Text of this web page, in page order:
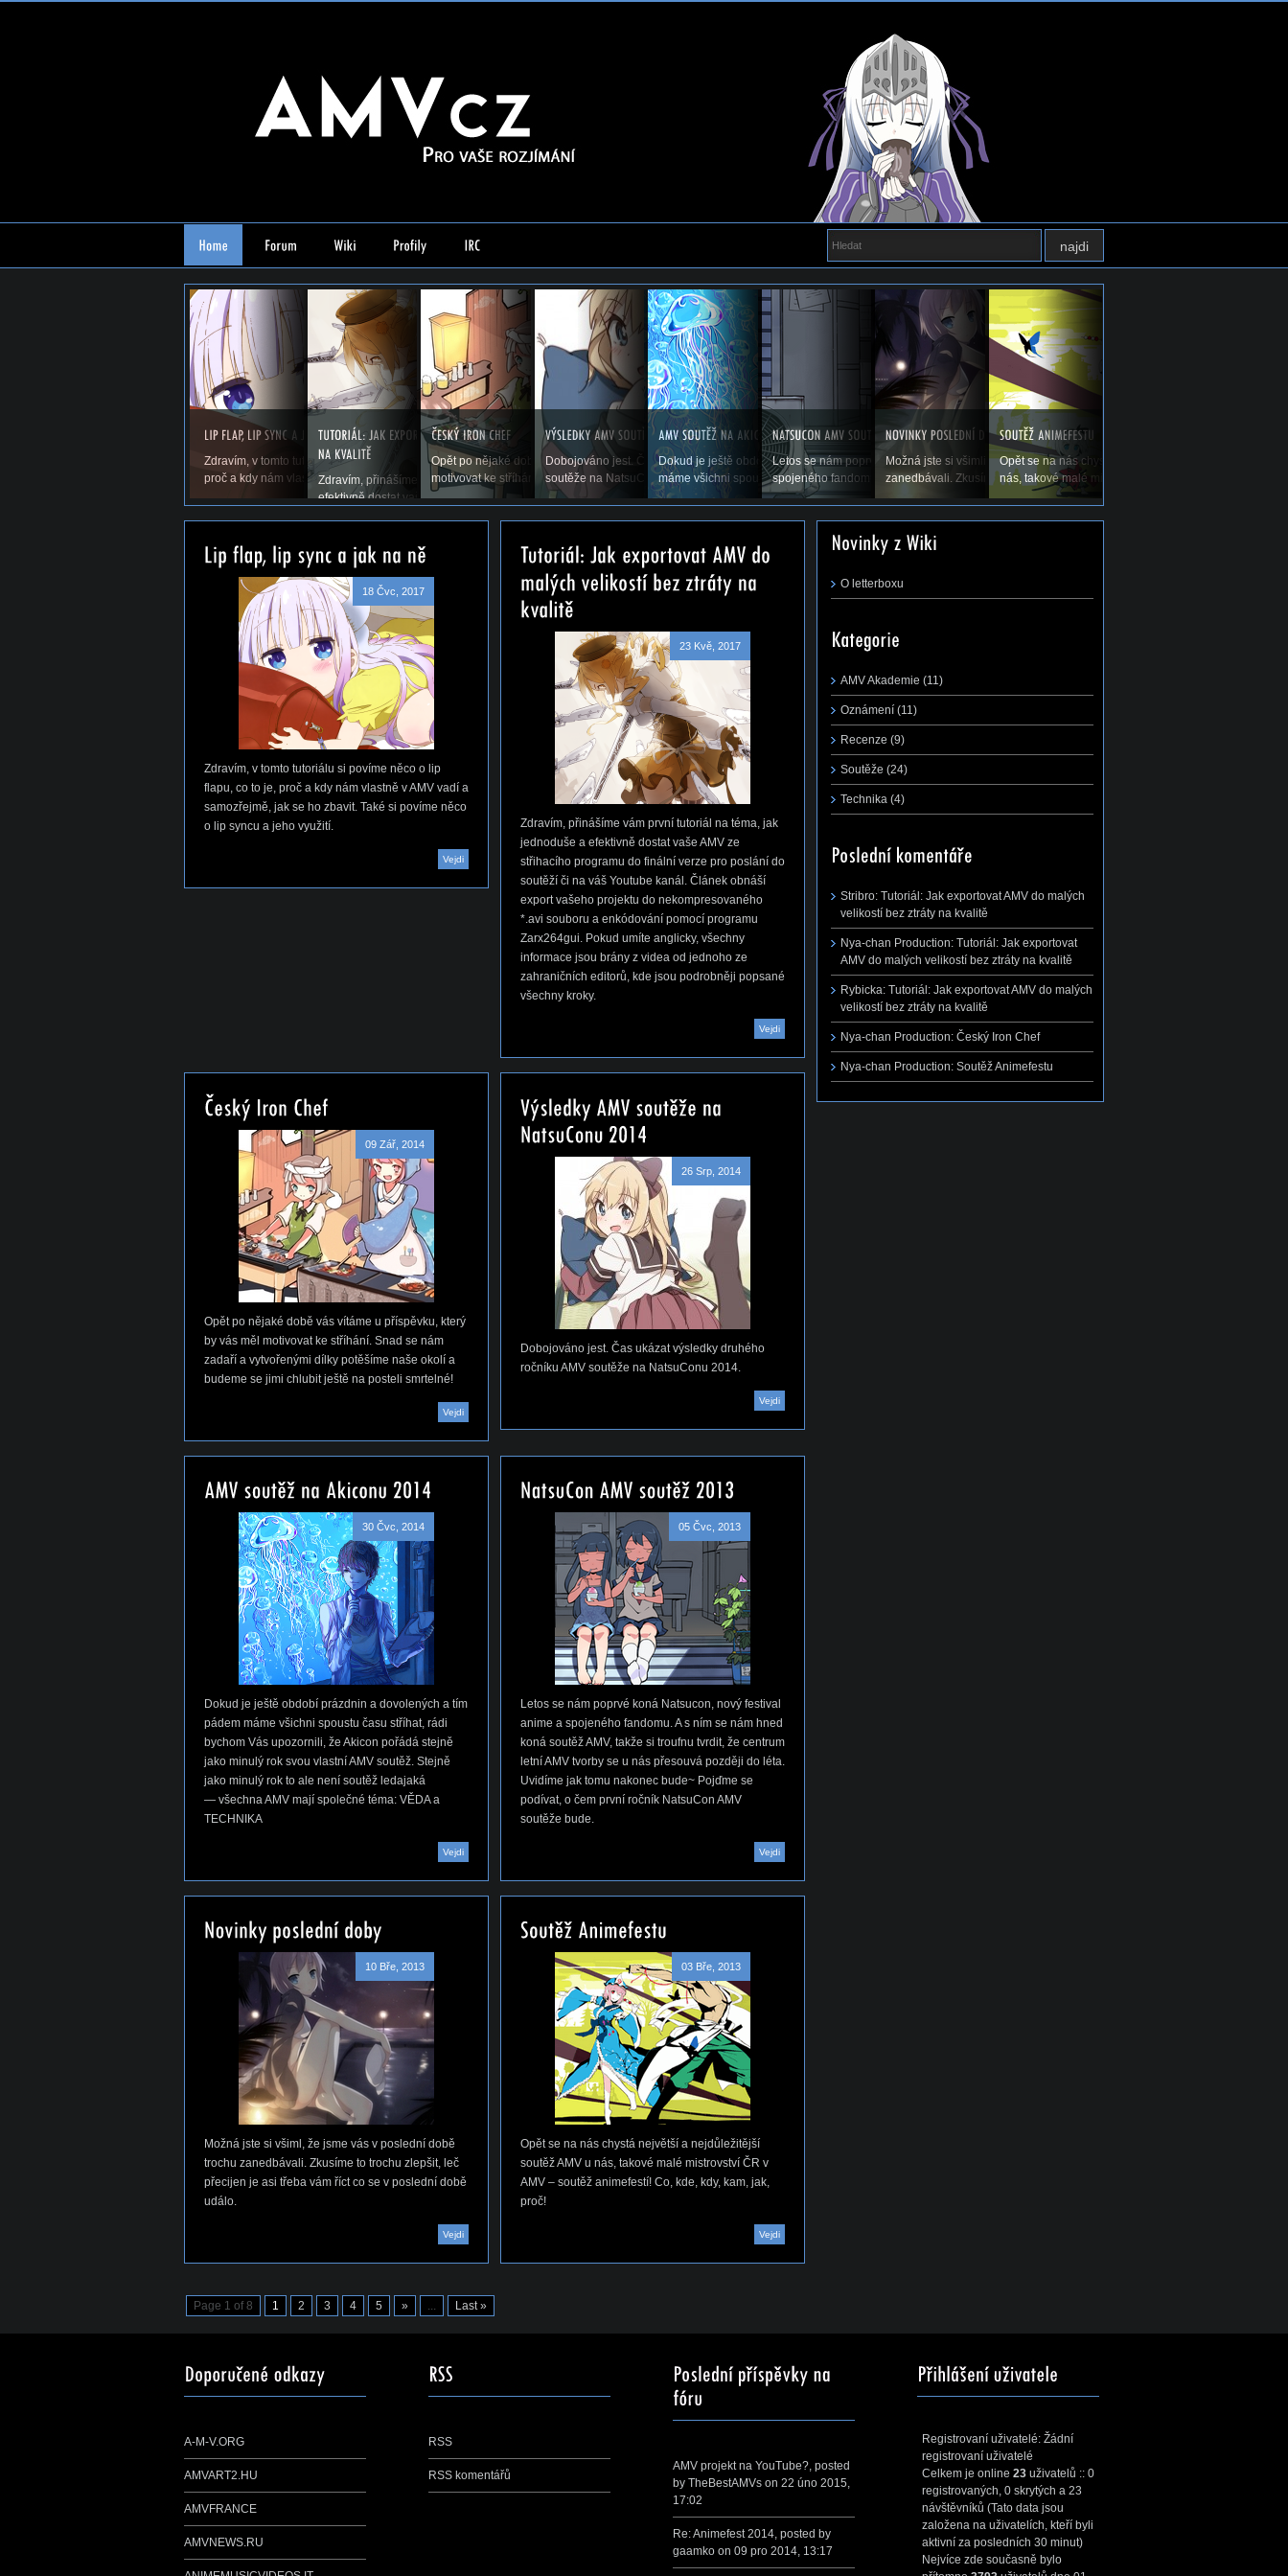
Zdravím, v tomto tutoriálu si povíme něco o lip flapu, co to je,
proč a kdy nám vlastně v AMV vadí a samozřejmě,...
Zdravím, přinášíme vám první tutoriál na téma, jak jednoduše a
efektivně dostat vaše AMV ze střihacího...
Opět po nějaké době vás vítáme u příspěvku, který by vás měl
motivovat ke stříhání. Snad se nám zadaří a...
Dobojováno jest. Čas ukázat výsledky druhého ročníku AMV
soutěže na NatsuConu 2014. (Pokračování...
Dokud je ještě období prázdnin a dovolených a tím pádem
máme všichni spoustu času stříhat, rádi bychom Vás...
Letos se nám poprvé koná Natsucon, nový festival anime a
spojeného fandomu. A s ním se nám hned koná soutěž AMV,...
Možná jste si všimli, že jsme vás v poslední době trochu
zanedbávali. Zkusíme to trochu zlepšit, leč přecijen je...
Opět se na nás chystá největší a nejdůležitější soutěž
nás, takové malé mistrovství ČR v AMV –...
18 Čvc, 2017
Zdravím, v tomto tutoriálu si povíme něco o lip
flapu, co to je, proč a kdy nám vlastně v AMV vadí a
samozřejmě, jak se ho zbavit. Také si povíme něco
o lip syncu a jeho využití.
Vejdi
23 Kvě, 2017
Zdravím, přinášíme vám první tutoriál na téma, jak
jednoduše a efektivně dostat vaše AMV ze
střihacího programu do finální verze pro poslání do
soutěží či na váš Youtube kanál. Článek obnáší
export vašeho projektu do nekompresovaného
*.avi souboru a enkódování pomocí programu
Zarx264gui. Pokud umíte anglicky, všechny
informace jsou brány z videa od jednoho ze
zahraničních editorů, kde jsou podrobněji popsané
všechny kroky.
Vejdi
09 Zář, 2014
Opět po nějaké době vás vítáme u příspěvku, který
by vás měl motivovat ke stříhání. Snad se nám
zadaří a vytvořenými dílky potěšíme naše okolí a
budeme se jimi chlubit ještě na posteli smrtelné!
Vejdi
26 Srp, 2014
Dobojováno jest. Čas ukázat výsledky druhého
ročníku AMV soutěže na NatsuConu 2014.
Vejdi
30 Čvc, 2014
Dokud je ještě období prázdnin a dovolených a tím
pádem máme všichni spoustu času stříhat, rádi
bychom Vás upozornili, že Akicon pořádá stejně
jako minulý rok svou vlastní AMV soutěž. Stejně
jako minulý rok to ale není soutěž ledajaká
— všechna AMV mají společné téma: VĚDA a
TECHNIKA
Vejdi
05 Čvc, 2013
Letos se nám poprvé koná Natsucon, nový festival
anime a spojeného fandomu. A s ním se nám hned
koná soutěž AMV, takže si troufnu tvrdit, že centrum
letní AMV tvorby se u nás přesouvá později do léta.
Uvidíme jak tomu nakonec bude~ Pojďme se
podívat, o čem první ročník NatsuCon AMV
soutěže bude.
Vejdi
10 Bře, 2013
Možná jste si všiml, že jsme vás v poslední době
trochu zanedbávali. Zkusíme to trochu zlepšit, leč
přecijen je asi třeba vám říct co se v poslední době
událo.
Vejdi
03 Bře, 2013
Opět se na nás chystá největší a nejdůležitější
soutěž AMV u nás, takové malé mistrovství ČR v
AMV – soutěž animefestí! Co, kde, kdy, kam, jak,
proč!
Vejdi
Page 1 of 8 1 2 3 4 5 » ... Last »
O letterboxu
AMV Akademie (11)
Oznámení (11)
Recenze (9)
Soutěže (24)
Technika (4)
Stribro: Tutoriál: Jak exportovat AMV do malých
velikostí bez ztráty na kvalitě
Nya-chan Production: Tutoriál: Jak exportovat
AMV do malých velikostí bez ztráty na kvalitě
Rybicka: Tutoriál: Jak exportovat AMV do malých
velikostí bez ztráty na kvalitě
Nya-chan Production: Český Iron Chef
Nya-chan Production: Soutěž Animefestu
A-M-V.ORG
AMVART2.HU
AMVFRANCE
AMVNEWS.RU
RSS
RSS komentářů
AMV projekt na YouTube?, posted
by TheBestAMVs on 22 úno 2015,
17:02
Re: Animefest 2014, posted by
gaamko on 09 pro 2014, 13:17
Registrovaní uživatelé: Žádní
registrovaní uživatelé
Celkem je online 23 uživatelů :: 0
registrovaných, 0 skrytých a 23
návštěvníků (Tato data jsou
založena na uživatelích, kteří byli
aktivní za posledních 30 minut)
Nejvíce zde současně bylo